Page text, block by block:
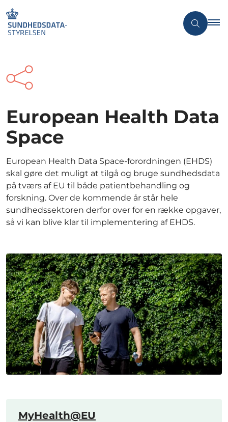
European Health Data
Space
European Health Data Space-forordningen (EHDS)
skal gøre det muligt at tilgå og bruge sundhedsdata
på tværs af EU til både patientbehandling og
forskning. Over de kommende år står hele
sundhedssektoren derfor over for en række opgaver,
så vi kan blive klar til implementering af EHDS.
MyHealth@EU